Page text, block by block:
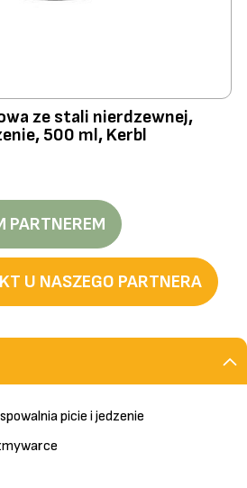
ze stali nierdzewnej,
500 ml, Kerbl
PARTNEREM
U NASZEGO PARTNERA
picie i jedzenie